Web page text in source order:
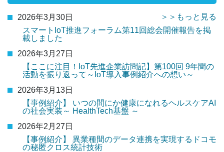
＞＞もっと見る
2026年3月30日
スマートIoT推進フォーラム第11回総会開催報告を掲
載しました
2026年3月27日
【ここに注目！IoT先進企業訪問記】第100回 9年間の
活動を振り返って～IoT導入事例紹介への想い～
2026年3月13日
【事例紹介】 いつの間にか健康になれるヘルスケアAI
の社会実装～ HealthTech基盤 ～
2026年2月27日
【事例紹介】 異業種間のデータ連携を実現するドコモ
の秘匿クロス統計技術